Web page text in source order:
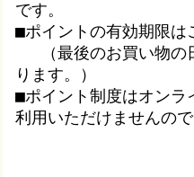
です。
■ポイントの有効期限は
（最後のお買い物の
ります。）
■ポイント制度はオン
利用いただけませんの